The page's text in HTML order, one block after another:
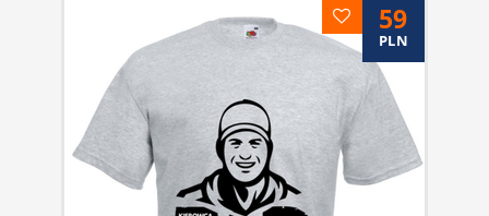
59
PLN